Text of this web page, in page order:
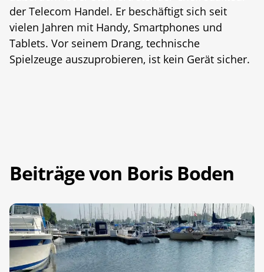
der Telecom Handel. Er beschäftigt sich seit
vielen Jahren mit Handy, Smartphones und
Tablets. Vor seinem Drang, technische
Spielzeuge auszuprobieren, ist kein Gerät sicher.
Beiträge von Boris Boden